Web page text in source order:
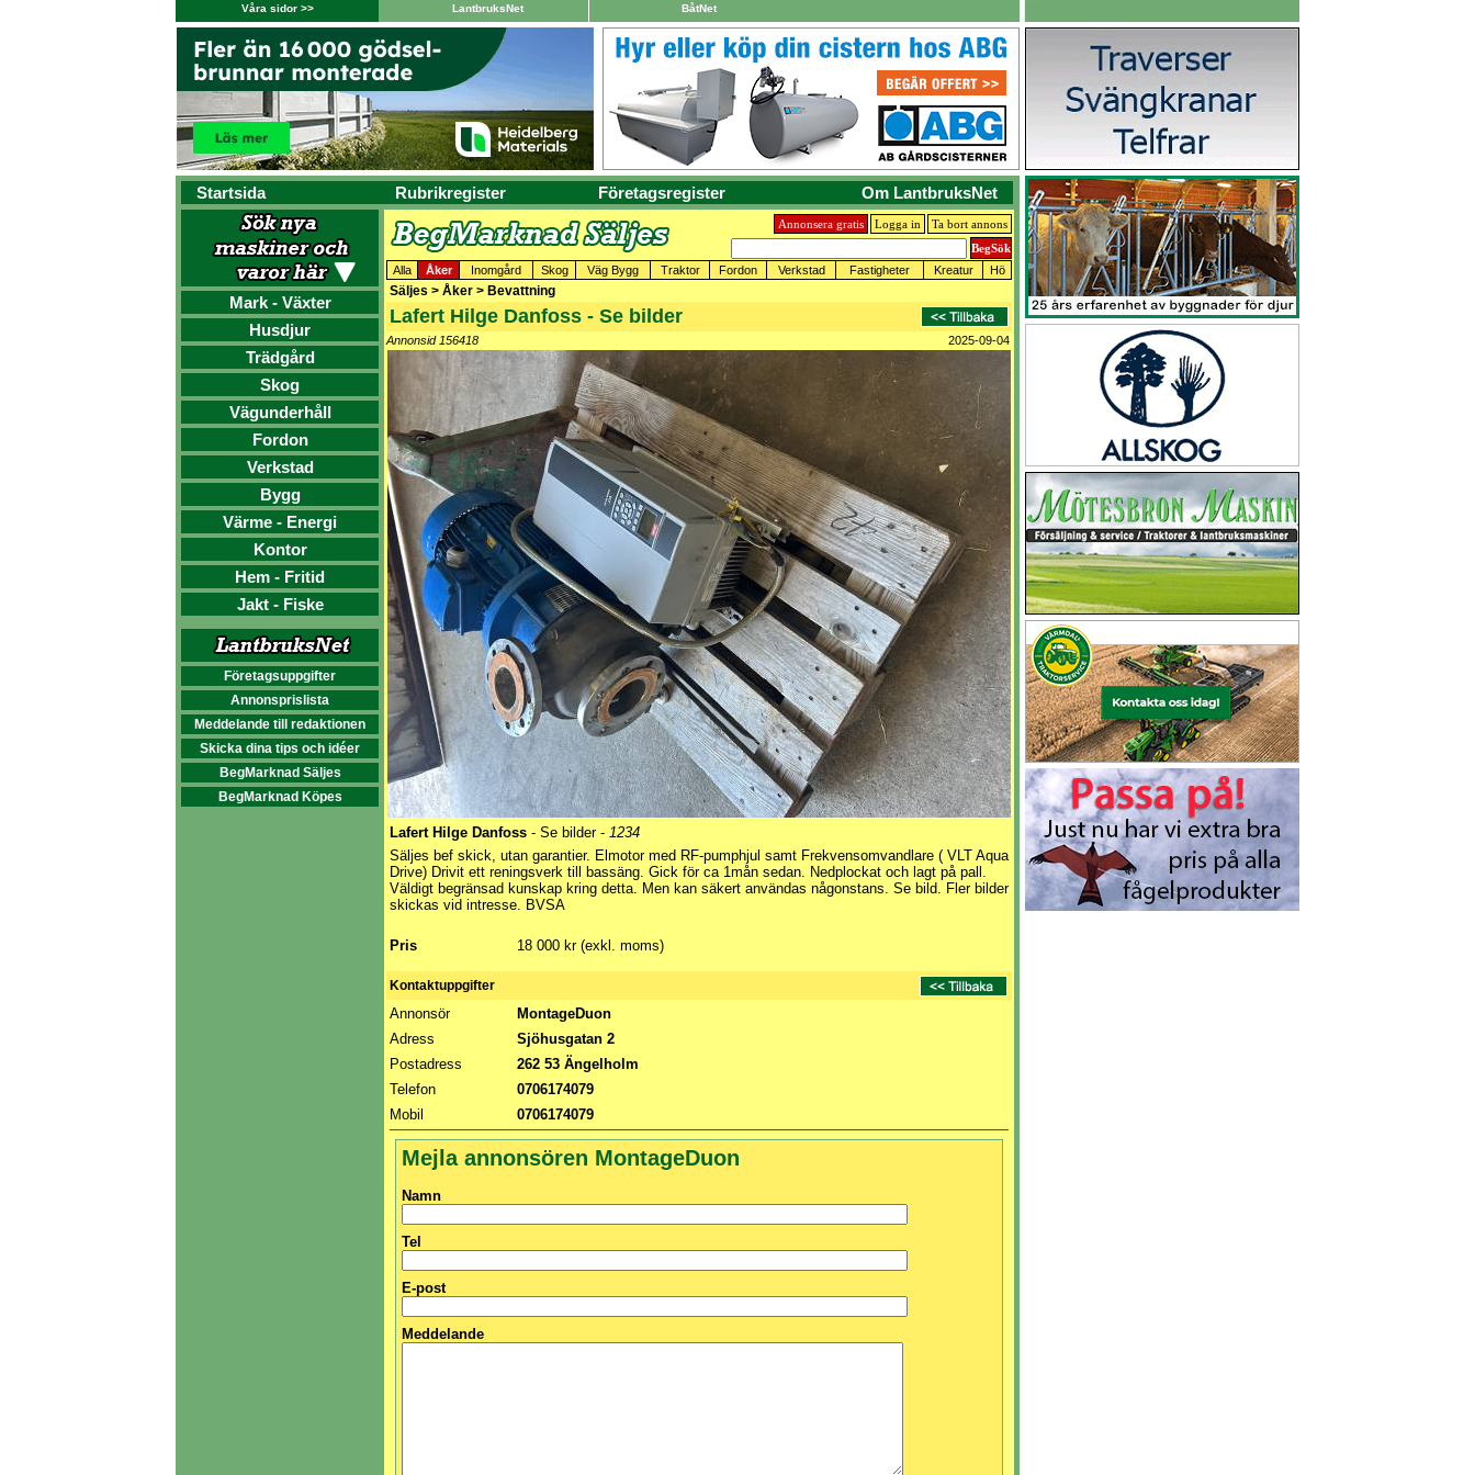
Våra sidor >> LantbruksNet BåtNet
Startsida Rubrikregister Företagsregister Om LantbruksNet
Mark - Växter
Husdjur
Trädgård
Skog
Vägunderhåll
Fordon
Verkstad
Bygg
Värme - Energi
Kontor
Hem - Fritid
Jakt - Fiske
Företagsuppgifter
Annonsprislista
Meddelande till redaktionen
Skicka dina tips och idéer
BegMarknad Säljes
BegMarknad Köpes
Annonsera gratis Logga in Ta bort annons
Alla Åker Inomgård Skog Väg Bygg Traktor Fordon Verkstad Fastigheter Kreatur Hö
Säljes > Åker > Bevattning
Lafert Hilge Danfoss - Se bilder
Annonsid 156418 2025-09-04
Lafert Hilge Danfoss - Se bilder - 1234
Säljes bef skick, utan garantier. Elmotor med RF-pumphjul samt Frekvensomvandlare ( VLT Aqua
Drive) Drivit ett reningsverk till bassäng. Gick för ca 1mån sedan. Nedplockat och lagt på pall.
Väldigt begränsad kunskap kring detta. Men kan säkert användas någonstans. Se bild. Fler bilder
skickas vid intresse. BVSA
Pris 18 000 kr (exkl. moms)
Kontaktuppgifter
Annonsör
MontageDuon
Adress
Sjöhusgatan 2
Postadress
262 53 Ängelholm
Telefon
0706174079
Mobil
0706174079
Mejla annonsören MontageDuon
Namn
Tel
E-post
Meddelande